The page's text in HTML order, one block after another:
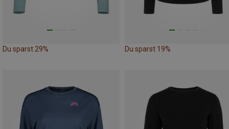
Du sparst 29% Du sparst 19%